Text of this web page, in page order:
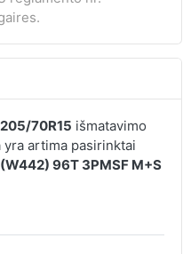
205/70R15 išmatavimo
yra artima pasirinktai
96T 3PMSF M+S